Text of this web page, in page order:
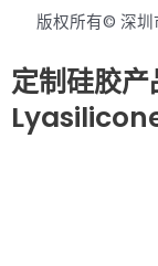
版权所有© 深圳
定制硅胶